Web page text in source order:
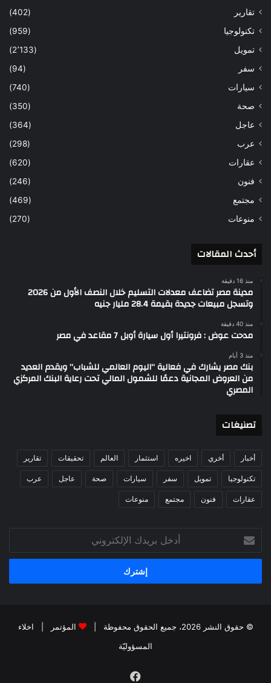
تقارير
(402)
تكنولوجيا
(959)
تمويل
(2٬133)
سفر
(94)
سيارات
(740)
صحة
(350)
عاجل
(364)
عرب
(298)
عقارات
(620)
فنون
(246)
مجتمع
(469)
منوعات
(270)
أحدث المقالات
منذ 16 دقيقة
مدينة مصر تضاعف معدلات التسليم خلال النصف الأول من 2026
وتسجل مبيعات جديدة بقيمة 28.4 مليار جنيه
منذ 40 دقيقة
مدحت عوض : فرونتيرا أول سيارة أوبل 7 مقاعد في مصر
منذ 3 أيام
بنك مصر يشارك في فعالية “اليوم العالمي للشباب” ويقدم العديد
من العروض المجانية دعمًا للشمول المالي تحت رعاية البنك المركزي
المصري
تصنيغات
أخبار أخري اخيره استثمار العالم تحقيقات تقارير
تكنولوجيا تمويل سفر سيارات صحة عاجل عرب
عقارات فنون مجتمع منوعات
بريدك
الإلكتروني
© حقوق النشر 2026، جميع الحقوق محفوظة | المؤتمر
اخلاء
المسؤوليّة
فيسبوك